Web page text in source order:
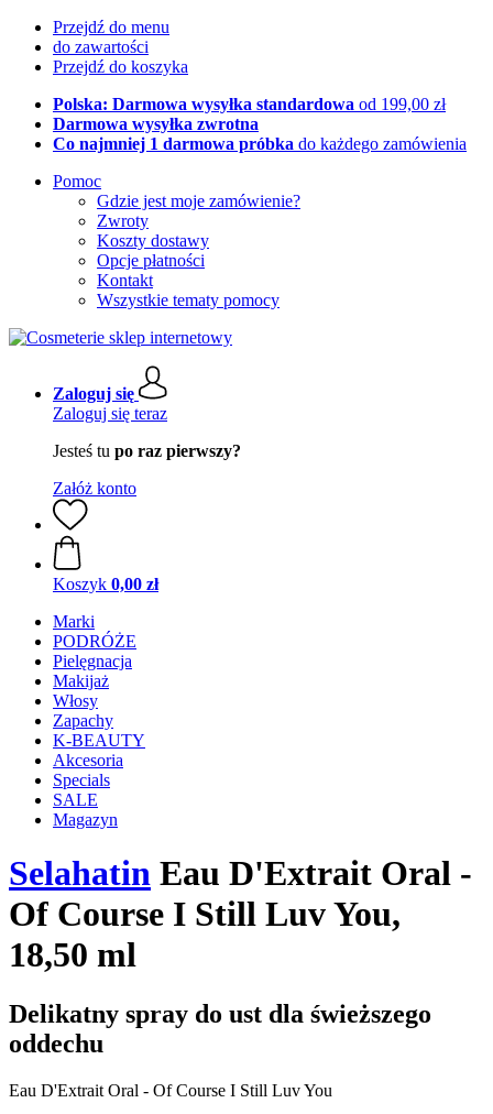
Przejdź do menu
do zawartości
Przejdź do koszyka
Polska: Darmowa wysyłka standardowa od 199,00 zł
Darmowa wysyłka zwrotna
Co najmniej 1 darmowa próbka do każdego zamówienia
Pomoc
Gdzie jest moje zamówienie?
Zwroty
Koszty dostawy
Opcje płatności
Kontakt
Wszystkie tematy pomocy
Zaloguj się
Zaloguj się teraz
Jesteś tu po raz pierwszy?
Załóż konto
Koszyk 0,00 zł
Marki
PODRÓŻE
Pielęgnacja
Makijaż
Włosy
Zapachy
K-BEAUTY
Akcesoria
Specials
SALE
Magazyn
Selahatin Eau D'Extrait Oral -
Of Course I Still Luv You,
18,50 ml
Delikatny spray do ust dla świeższego
oddechu
Eau D'Extrait Oral - Of Course I Still Luv You